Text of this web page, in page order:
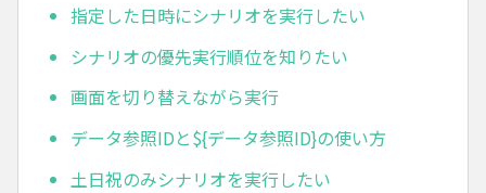
指定した日時にシナリオを実行したい
シナリオの優先実行順位を知りたい
画面を切り替えながら実行
データ参照IDと${データ参照ID}の使い方
土日祝のみシナリオを実行したい